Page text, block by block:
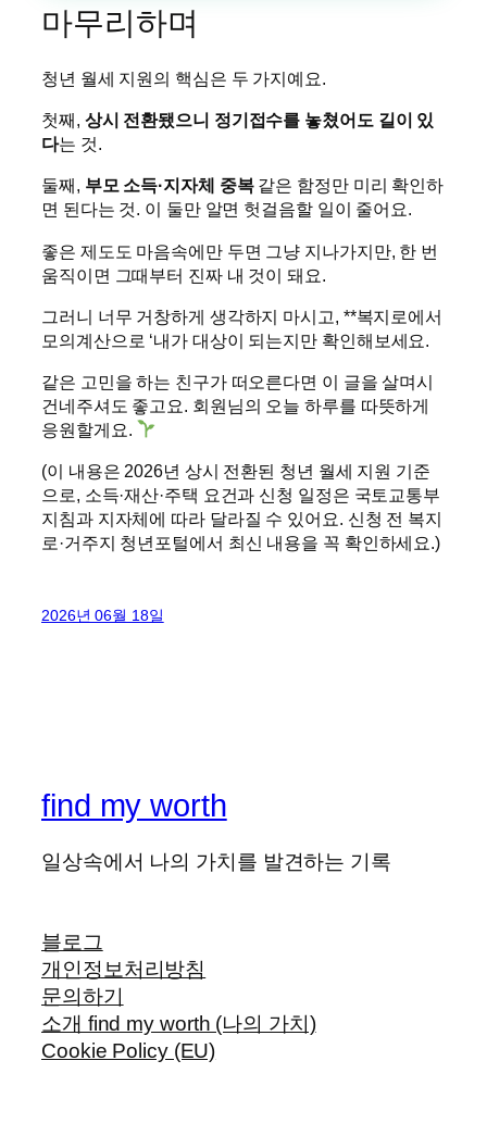
마무리하며
청년 월세 지원의 핵심은 두 가지예요.
첫째, 상시 전환됐으니 정기접수를 놓쳤어도 길이 있
다는 것.
둘째, 부모 소득·지자체 중복같은 함정만 미리 확인하
면 된다는 것. 이 둘만 알면 헛걸음할 일이 줄어요.
좋은 제도도 마음속에만 두면 그냥 지나가지만, 한 번
움직이면 그때부터 진짜 내 것이 돼요.
그러니 너무 거창하게 생각하지 마시고, **복지로에서
모의계산으로 ‘내가 대상이 되는지만 확인해보세요.
같은 고민을 하는 친구가 떠오른다면 이 글을 살며시
건네주셔도 좋고요. 회원님의 오늘 하루를 따뜻하게
응원할게요.
(이 내용은 2026년 상시 전환된 청년 월세 지원 기준
으로, 소득·재산·주택 요건과 신청 일정은 국토교통부
지침과 지자체에 따라 달라질 수 있어요. 신청 전 복지
로·거주지 청년포털에서 최신 내용을 꼭 확인하세요.)
2026년 06월 18일
find my worth
일상속에서 나의 가치를 발견하는 기록
블로그
개인정보처리방침
문의하기
소개 find my worth (나의 가치)
Cookie Policy (EU)